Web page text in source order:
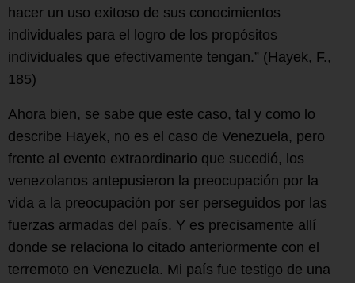
hacer un uso exitoso de sus conocimientos
individuales para el logro de los propósitos
individuales que efectivamente tengan.” (Hayek, F.,
185)
Ahora bien, se sabe que este caso, tal y como lo
describe Hayek, no es el caso de Venezuela, pero
frente al evento extraordinario que sucedió, los
venezolanos antepusieron la preocupación por la
vida a la preocupación por ser perseguidos por las
fuerzas armadas del país. Y es precisamente allí
donde se relaciona lo citado anteriormente con el
terremoto en Venezuela. Mi país fue testigo de una